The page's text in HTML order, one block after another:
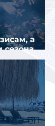
а
сезона